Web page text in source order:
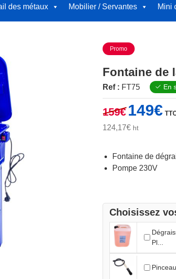
des métaux Mobilier / Servantes Mini
Promo
Fontaine de
Ref : FT75 En
159€
Le
prix
initial
149€prix
124,17€ ht
Fontaine de
Pompe 230V
Choisissez
Pl...